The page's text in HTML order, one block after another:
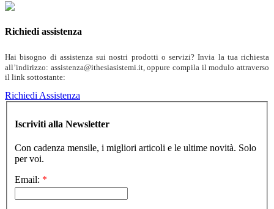
Richiedi assistenza
Hai bisogno di assistenza sui nostri prodotti o servizi? Invia la tua richiesta
all’indirizzo: assistenza@ithesiasistemi.it, oppure compila il modulo attraverso
il link sottostante:
Richiedi Assistenza
Iscriviti alla Newsletter
Con cadenza mensile, i migliori articoli e le ultime novità. Solo
per voi.
Email: *